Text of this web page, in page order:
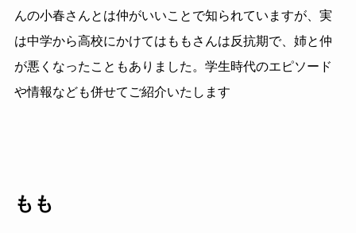
んの小春さんとは仲がいいことで知られていますが、実
は中学から高校にかけてはももさんは反抗期で、姉と仲
が悪くなったこともありました。学生時代のエピソード
や情報なども併せてご紹介いたします
もも